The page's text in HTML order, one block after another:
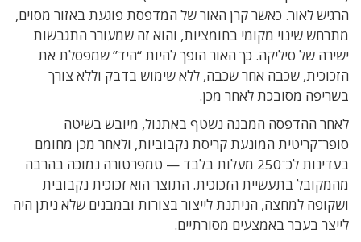
הרגיש לאור. כאשר קרן האור של המדפסת פוגעת באזור מסוים,
מתרחש שינוי מקומי בחומציות, והוא זה שמעורר התגבשות
ישירה של סיליקה. כך האור הופך להיות “היד” שמפסלת את
הזכוכית, שכבה אחר שכבה, ללא שימוש בדבק וללא צורך
בשריפה מסובכת לאחר מכן.
לאחר ההדפסה המבנה נשטף באתנול, מיובש בשיטה
סופר־קריטית המונעת קריסת נקבוביות, ולאחר מכן מחומם
בעדינות לכ־250 מעלות בלבד — טמפרטורה נמוכה בהרבה
מהמקובל בתעשיית הזכוכית. התוצר הוא זכוכית נקבובית
ושקופה למחצה, הניתנת לייצור בצורות ובמבנים שלא ניתן היה
לייצר בעבר באמצעים מסורתיים.